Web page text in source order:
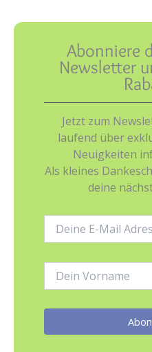
Abonniere
Newsletter
Jetzt zum
laufend über
Neuigkeiten
Als kleines
deine
Mail-